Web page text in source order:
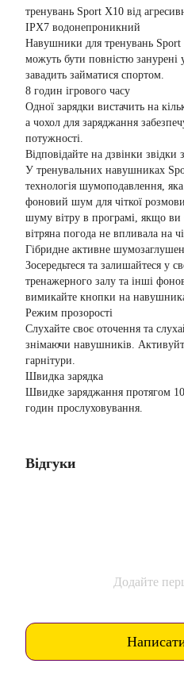
тренувань Sport X10 від
IPX7 водонепроникний
Навушники для тренувань
можуть бути повністю занурені
завадить займатися спортом.
8 годин ігрового часу
Одної зарядки вистачить на
а чохол для заряджання
потужності.
Відповідайте на дзвінки звідки
У тренувальних навушниках
технологія шумоподавлення,
фоновий шум для чіткої
шуму вітру в програмі, якщо ви
вітряна погода не впливала на
Гібридне активне
Зосередьтеся та залишайтеся у
тренажерного залу та інші
вимикайте кнопки на
Режим прозорості
Слухайте своє оточення та
знімаючи навушників.
гарнітури.
Швидка зарядка
Швидке заряджання протягом
годин прослуховування.
Відгуки
Додайте